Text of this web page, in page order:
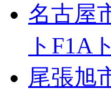
名古屋
トF1A
尾張旭